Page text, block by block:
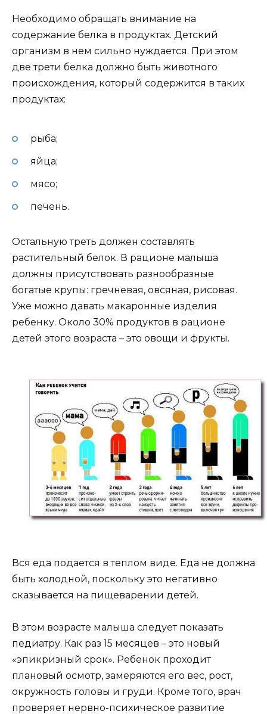
Необходимо обращать внимание на
содержание белка в продуктах. Детский
организм в нем сильно нуждается. При этом
две трети белка должно быть животного
происхождения, который содержится в таких
продуктах:
рыба;
яйца;
мясо;
печень.
Остальную треть должен составлять
растительный белок. В рационе малыша
должны присутствовать разнообразные
богатые крупы: гречневая, овсяная, рисовая.
Уже можно давать макаронные изделия
ребенку. Около 30% продуктов в рационе
детей этого возраста – это овощи и фрукты.
Вся еда подается в теплом виде. Еда не должна
быть холодной, поскольку это негативно
сказывается на пищеварении детей.
В этом возрасте малыша следует показать
педиатру. Как раз 15 месяцев – это новый
«эпикризный срок». Ребенок проходит
плановый осмотр, замеряются его вес, рост,
окружность головы и груди. Кроме того, врач
проверяет нервно-психическое развитие